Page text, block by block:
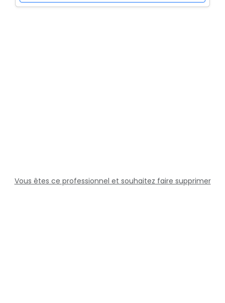
Vous êtes ce professionnel et souhaitez faire supprimer